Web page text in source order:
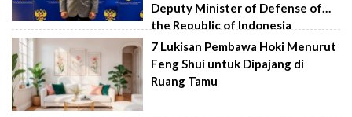
Deputy Minister of Defense of
the Republic of Indonesia
7 Lukisan Pembawa Hoki Menurut
Feng Shui untuk Dipajang di
Ruang Tamu